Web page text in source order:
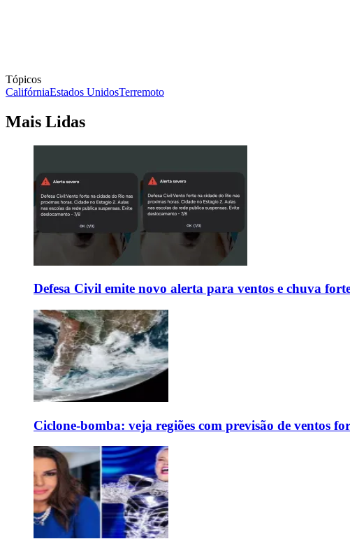
Tópicos
CalifórniaEstados UnidosTerremoto
Mais Lidas
Defesa Civil emite novo alerta para ventos e chuva
Ciclone-bomba: veja regiões com previsão de ventos